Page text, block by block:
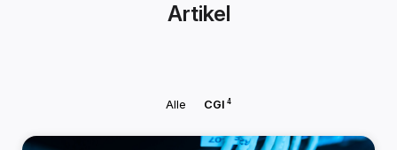
Artikel
Alle CGI 4